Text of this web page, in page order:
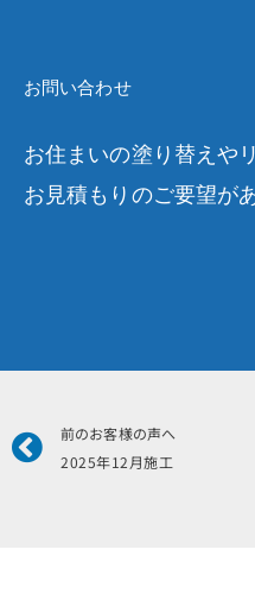
お問い合わせ
お住まいの塗り替えや
お見積もりのご要望が
Prev
前のお客様の声へ
2025年12月施